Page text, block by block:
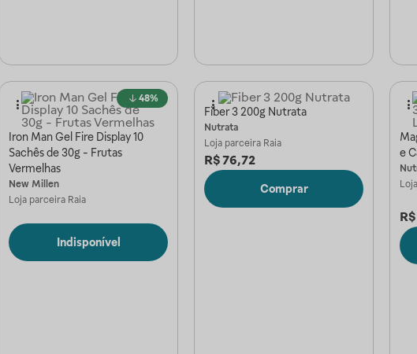
48%
Iron Man Gel Fire Display 10
Sachês de 30g - Frutas
Vermelhas
New Millen
Loja parceira Raia
Indisponível
Fiber 3 200g Nutrata
Nutrata
Loja parceira Raia
R$76,72
Comprar
e
R$